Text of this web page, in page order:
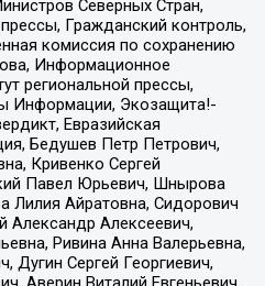
Северных Стран,
Гражданский контроль,
комиссия по сохранению
Информационное
региональной прессы,
Информации, Экозащита!-
Евразийская
Бедушев Петр Петрович,
Кривенко Сергей
Павел Юрьевич, Шнырова
Лилия Айратовна, Сидорович
Александр Алексеевич,
Ривина Анна Валерьевна,
Дугин Сергей Георгиевич,